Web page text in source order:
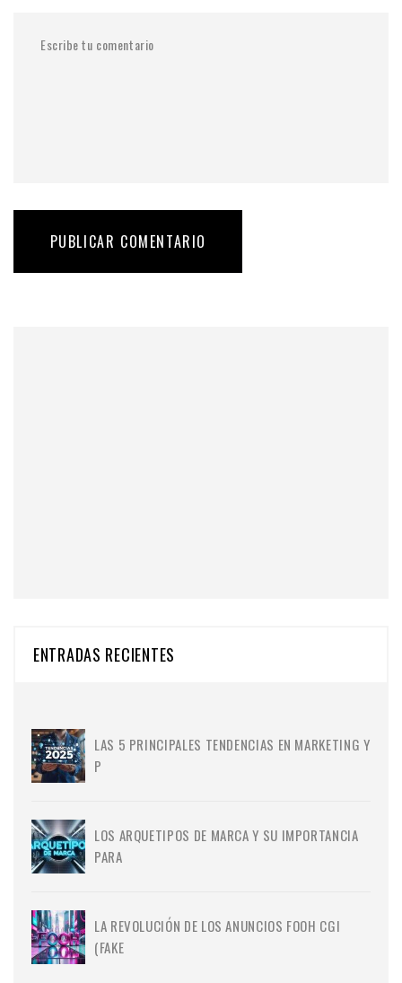
PUBLICAR COMENTARIO
ENTRADAS RECIENTES
LAS 5 PRINCIPALES TENDENCIAS EN MARKETING Y
P
LOS ARQUETIPOS DE MARCA Y SU IMPORTANCIA
PARA
LA REVOLUCIÓN DE LOS ANUNCIOS FOOH CGI
(FAKE